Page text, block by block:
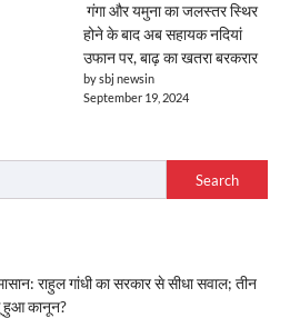
गंगा और यमुना का जलस्तर स्थिर
होने के बाद अब सहायक नदियां
उफान पर, बाढ़ का खतरा बरकरार
by sbj newsin
September 19, 2024
Search
राहुल गांधी का सरकार से सीधा सवाल; तीन
हुआ कानून?